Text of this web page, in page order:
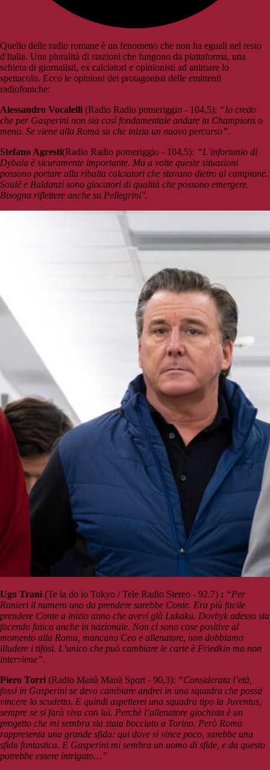
Quello delle radio romane è un fenomeno che non ha eguali nel resto
d'Italia. Una pluralità di stazioni che fungono da piattaforma, una
schiera di giornalisti, ex calciatori e opinionisti ad animare lo
spettacolo. Ecco le opinioni dei protagonisti delle emittenti
radiofoniche:
Alessandro Vocalelli (Radio Radio pomeriggio - 104,5): “Io credo
che per Gasperini non sia così fondamentale andare in Champions o
meno. Se viene alla Roma sa che inizia un nuovo percorso”.
Stefano Agresti(Radio Radio pomeriggio - 104,5): “L’infortunio di
Dybala è sicuramente importante. Ma a volte queste situazioni
possono portare alla ribalta calciatori che stavano dietro al campione.
Soulé e Baldanzi sono giocatori di qualità che possono emergere.
Bisogna riflettere anche su Pellegrini".
Ugo Trani (Te la do io Tokyo / Tele Radio Stereo - 92.7) : “Per
Ranieri il numero uno da prendere sarebbe Conte. Era più facile
prendere Conte a inizio anno che avevi già Lukaku. Dovbyk adesso sta
facendo fatica anche in nazionale. Non ci sono cose positive al
momento alla Roma, mancano Ceo e allenatore, non dobbiamo
illudere i tifosi. L’unico che può cambiare le carte è Friedkin ma non
interviene”.
Piero Torri (Radio Manà Manà Sport - 90,3): “Considerata l’età,
fossi in Gasperini se devo cambiare andrei in una squadra che possa
vincere lo scudetto. E quindi aspetterei una squadra tipo la Juventus,
sempre se si farà viva con lui. Perchè l’allenatore giochista è un
progetto che mi sembra sia stata bocciato a Torino. Però Roma
rappresenta una grande sfida: qui dove si vince poco, sarebbe una
sfida fantastica. E Gasperini mi sembra un uomo di sfide, e da questo
potrebbe essere intrigato…”